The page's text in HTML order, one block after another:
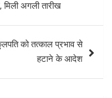
अगली तारीख
को तत्काल प्रभाव से
हटाने के आदेश